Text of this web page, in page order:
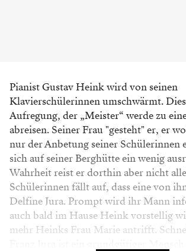
Pianist Gustav Heink wird von seinen
Klavierschülerinnen umschwärmt.
Aufregung, der „Meister“ werde zu
abreisen. Seiner Frau "gesteht" er, er
nur der Anbetung seiner Schülerinnen
sich auf seiner Berghütte ein wenig
Wahrheit reist er dorthin aber nicht
Schülerinnen fällt auf, dass eine von
Delfine Jura. Prompt wird ihr Mann
auch bald im Hause Heink vorstellig
mehr Heinks Frau Marie antrifft.